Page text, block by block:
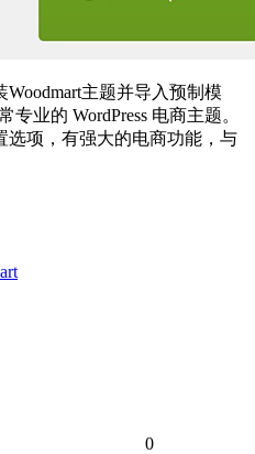
主题并导入预制模
专业的 WordPress 电商主题。
选项，有强大的电商功能，与
0